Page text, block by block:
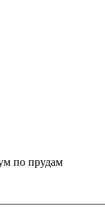
по прудам